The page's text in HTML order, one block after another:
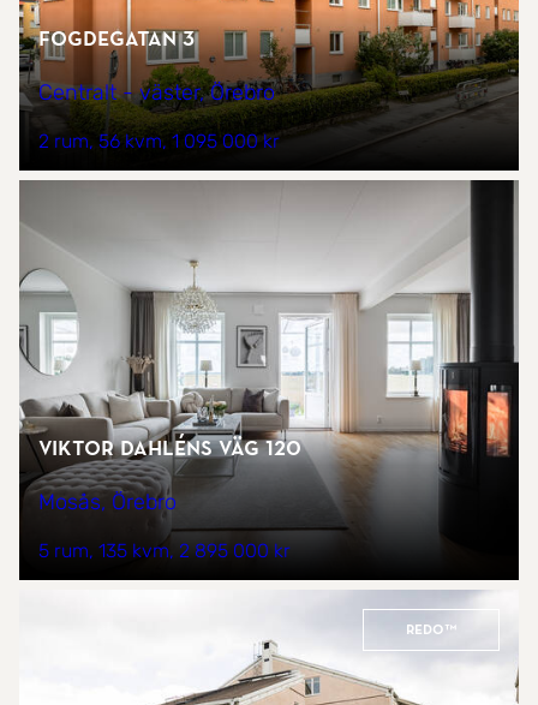
Fogdegatan 3
Centralt - väster, Örebro
2 rum 56 kvm 1 095 000 kr
Viktor Dahléns väg 120
Mosås, Örebro
5 rum 135 kvm 2 895 000 kr
REDO™